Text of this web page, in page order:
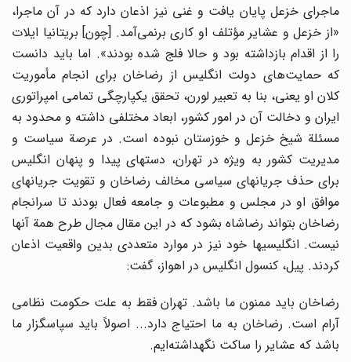
ماجرای خزعل پایان یافت و غنی نیز اذعان دارد که در آن ماجرا،
«از خزعل و عشایر مؤتلف او کاری برنمی‌آمد. [چون] بریتانیا ایلات
را از اقدام بازداشته بود و حالا فلج شده بودند». اما باید دانست
که حمایت‌های دولت انگلیس از رضاخان برای انجام مأموریت
کلان او یعنی، بنا به تعبیر لورن، تحقق یکپارچگی تمامی امپراتوری
ایران و دخالت آن در امور کشور، ابعاد مختلفی داشته و محدود به
مسئلة شیخ خزعل و خوزستان نبوده است. در عرصة سیاست و
مدیریت کشور به ویژه در تهران، دستهای پیدا و پنهان انگلیس
برای حذف جریانهای سیاسی مخالف رضاخان و تقویت جریانهای
موافق او در مجلس و مطبوعات و جامعه فعال بودند تا سرانجام
رضاخان بتواند رضاشاه بشود که در این مقال مجال طرح همة آنها
نیست. انگلیسیها خود نیز در موارد متعددی بدین واقعیت اذعان
کردند. پیل، کنسول انگلیس در اهواز، گفت:
رضاخان باید ممنون ما باشد. تهران فقط به علت حکومت نظامی
آرام است. رضاخان به ما احتیاج دارد... اصولاً باید سپاسگزار ما
باشد که عشایر را ساکت نگهداشته‌ایم.